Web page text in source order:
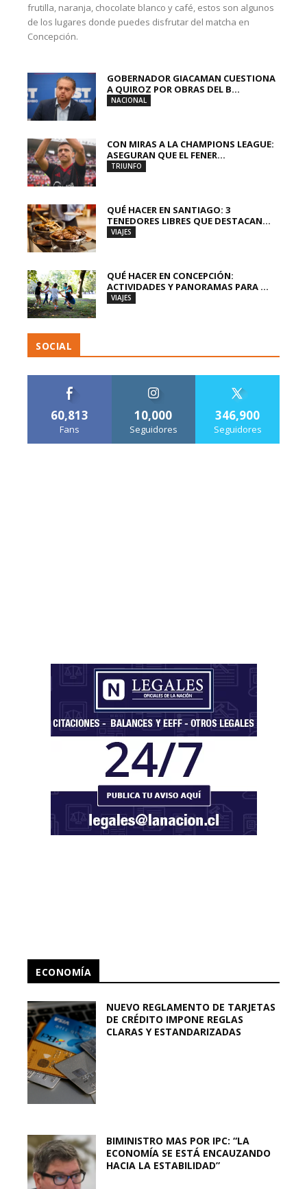
frutilla, naranja, chocolate blanco y café, estos son algunos
de los lugares donde puedes disfrutar del matcha en
Concepción.
GOBERNADOR GIACAMAN CUESTIONA
A QUIROZ POR OBRAS DEL B...
NACIONAL
CON MIRAS A LA CHAMPIONS LEAGUE:
ASEGURAN QUE EL FENER...
TRIUNFO
QUÉ HACER EN SANTIAGO: 3
TENEDORES LIBRES QUE DESTACAN...
VIAJES
QUÉ HACER EN CONCEPCIÓN:
ACTIVIDADES Y PANORAMAS PARA ...
VIAJES
SOCIAL
60,813
Fans
10,000
Seguidores
346,900
Seguidores
ECONOMÍA
NUEVO REGLAMENTO DE TARJETAS
DE CRÉDITO IMPONE REGLAS
CLARAS Y ESTANDARIZADAS
BIMINISTRO MAS POR IPC: “LA
ECONOMÍA SE ESTÁ ENCAUZANDO
HACIA LA ESTABILIDAD”